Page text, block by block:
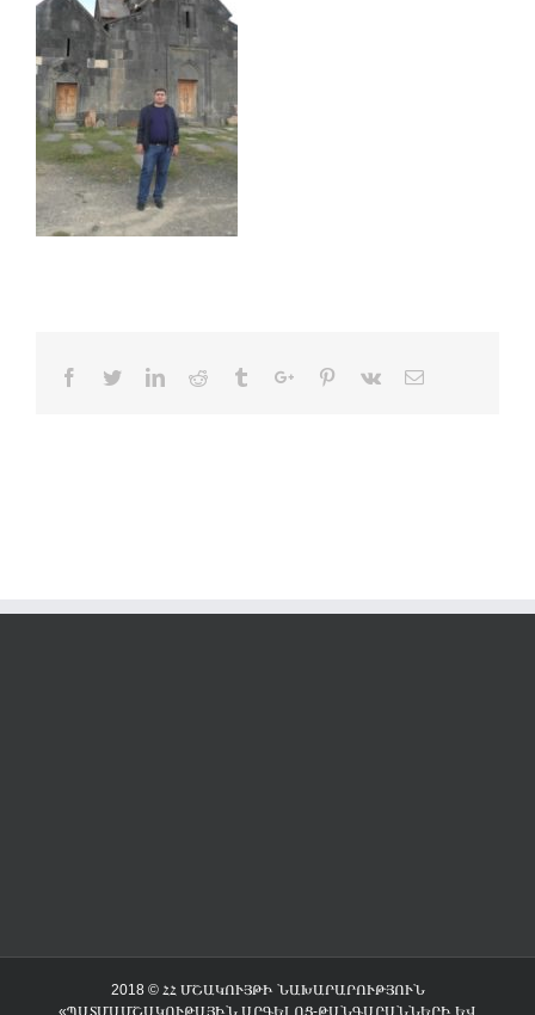
Facebook
TwitterLinkedinReddit TumblrGoogle+Pinterest
Vk Email
2018 © ՀՀ ՄՇԱԿՈՒՅԹԻ ՆԱԽԱՐԱՐՈՒԹՅՈՒՆ